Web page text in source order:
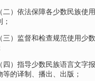
依法保障各少数民族使用
监督和检查规范使用少数
指导少数民族语言文字报
等的译制、播出、出版；